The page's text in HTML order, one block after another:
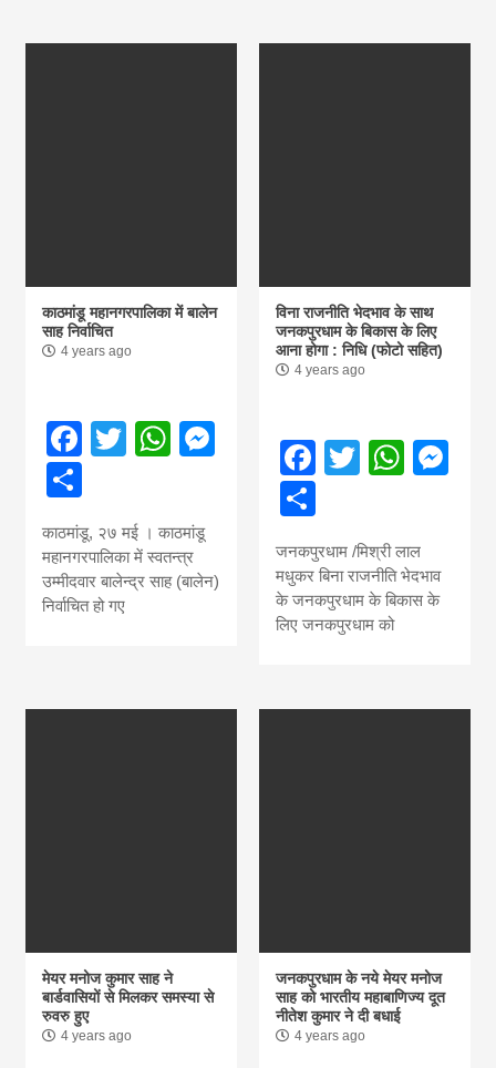
काठमांडू महानगरपालिका में बालेन
साह निर्वाचित
4 years ago
Facebook
TwitterWhatsApp
Messenger
काठमांडू, २७ मई । काठमांडू
महानगरपालिका में स्वतन्त्र
उम्मीदवार बालेन्द्र साह (बालेन)
निर्वाचित हो गए
विना राजनीति भेदभाव के साथ
जनकपुरधाम के बिकास के लिए
आना होगा : निधि (फोटो सहित)
4 years ago
Facebook
Twitter
Share
जनकपुरधाम /मिश्री लाल
मधुकर बिना राजनीति भेदभाव
के जनकपुरधाम के बिकास के
लिए जनकपुरधाम को
मेयर मनोज कुमार साह ने
बार्डवासियों से मिलकर समस्या से
रुवरु हुए
4 years ago
जनकपुरधाम के नये मेयर मनोज
साह को भारतीय महाबाणिज्य दूत
नीतेश कुमार ने दी बधाई
4 years ago